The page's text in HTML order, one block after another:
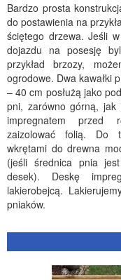
Bardzo prosta
do postawienia na
ściętego drzewa. Jeśli
dojazdu na posesję
przykład brzozy,
ogrodowe. Dwa kawałki
– 40 cm posłużą jako
pni, zarówno górną, jak
impregnatem przed
zaizolować folią. Do
wkrętami do drewna
(jeśli średnica pnia
desek). Deskę
lakierobejcą.
pniaków.